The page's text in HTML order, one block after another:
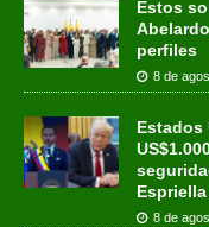
Estos
perfiles
8 de
Estados
Espriella
8 de